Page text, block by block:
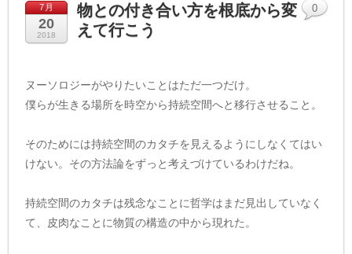
7月
20
2018
物との付き合い方を根底から変
えて行こう
ヌーソロジーがやりたいことはただ一つだけ。
僕らが生きる場所を時空から持続空間へと移行させること。
そのためには持続空間のカタチを見えるようにしなくてはい
けない。その方法論をずっと考えづけているわけだね。
持続空間のカタチは残念なことに哲学はまだ見出していなく
て、皮肉なことに物質の構造の中から現れた。
0